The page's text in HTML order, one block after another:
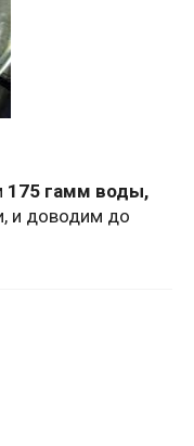
175 гамм воды,
и доводим до